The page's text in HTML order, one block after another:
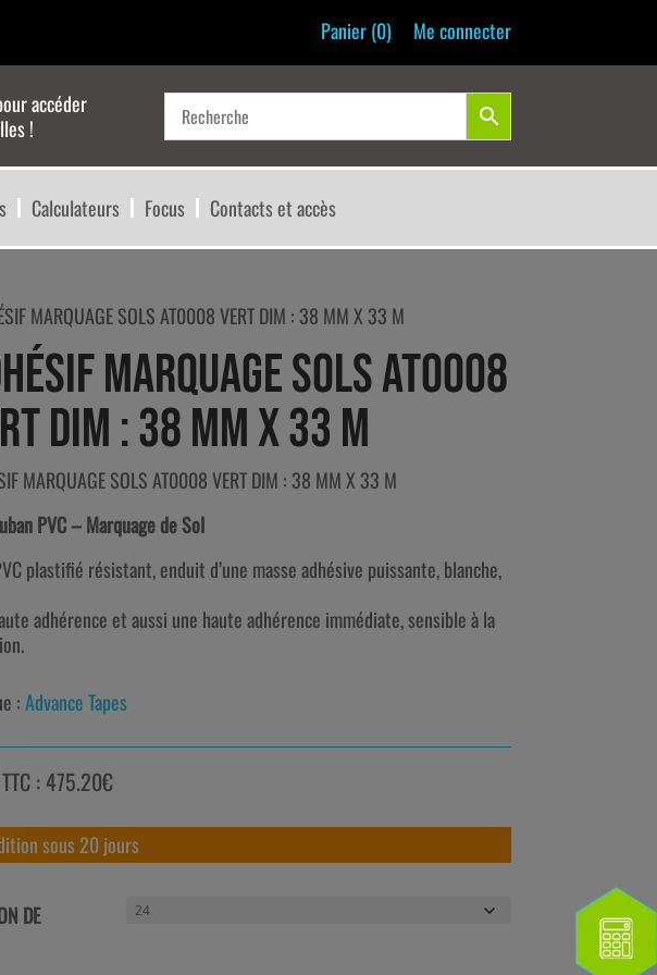
Panier (0) Me connecter
accéder
!
Calculateurs Focus Contacts et accès
MARQUAGE SOLS AT0008 VERT DIM : 38 MM X 33 M
MARQUAGE SOLS AT0008
DIM : 38 MM X 33 M
MARQUAGE SOLS AT0008 VERT DIM : 38 MM X 33 M
PVC – Marquage de Sol
plastifié résistant, enduit d’une masse adhésive puissante, blanche,
adhérence et aussi une haute adhérence immédiate, sensible à la
:Advance Tapes
: 475.20€
sous 20 jours
DE